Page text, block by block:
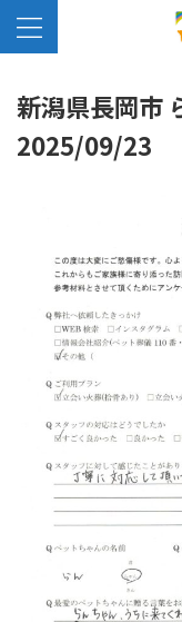
新潟県長岡市
2025/09/23